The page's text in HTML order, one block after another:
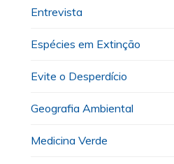
Entrevista
Espécies em Extinção
Evite o Desperdício
Geografia Ambiental
Medicina Verde